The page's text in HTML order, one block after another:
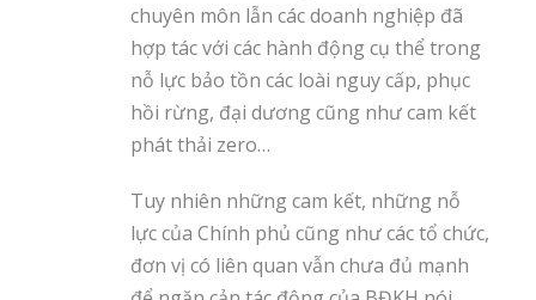
chuyên môn lẫn các doanh nghiệp đã
hợp tác với các hành động cụ thể trong
nỗ lực bảo tồn các loài nguy cấp, phục
hồi rừng, đại dương cũng như cam kết
phát thải zero…
Tuy nhiên những cam kết, những nỗ
lực của Chính phủ cũng như các tổ chức,
đơn vị có liên quan vẫn chưa đủ mạnh